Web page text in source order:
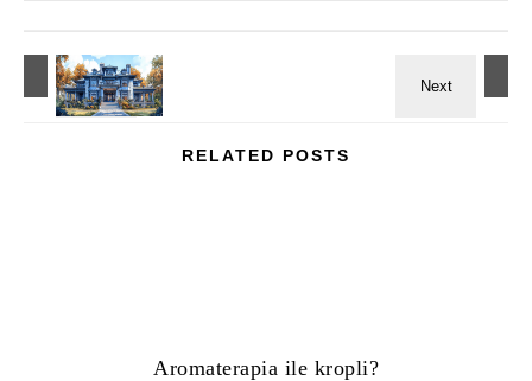
RELATED POSTS
Aromaterapia ile kropli?